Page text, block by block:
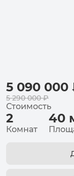
5 090 000
5 290 000 ₽
Стоимость
2
Комнат
40